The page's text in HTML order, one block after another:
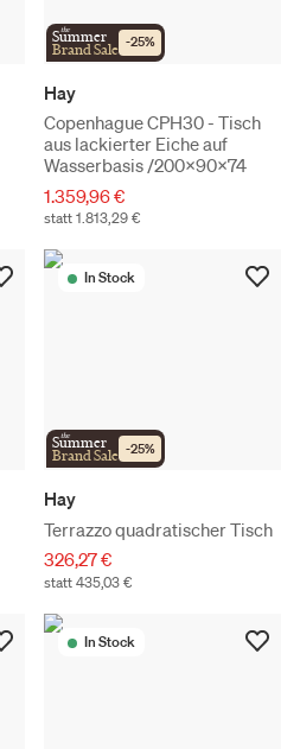
the
Summer
Brand Sale -25%
Hay
Copenhague CPH30 - Tisch
aus lackierter Eiche auf
Wasserbasis /200x90x74
1.359,96 €
statt 1.813,29 €
In Stock
the
Summer
Brand Sale -25%
Hay
Terrazzo quadratischer Tisch
326,27 €
statt 435,03 €
In Stock